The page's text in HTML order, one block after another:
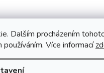
Dalším procházením
Více informací